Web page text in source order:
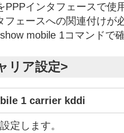
PPPインタフェースで使
フェースへの関連付けが
mobile 1コマンドで
リア設定>
1 carrier kddi
定します。